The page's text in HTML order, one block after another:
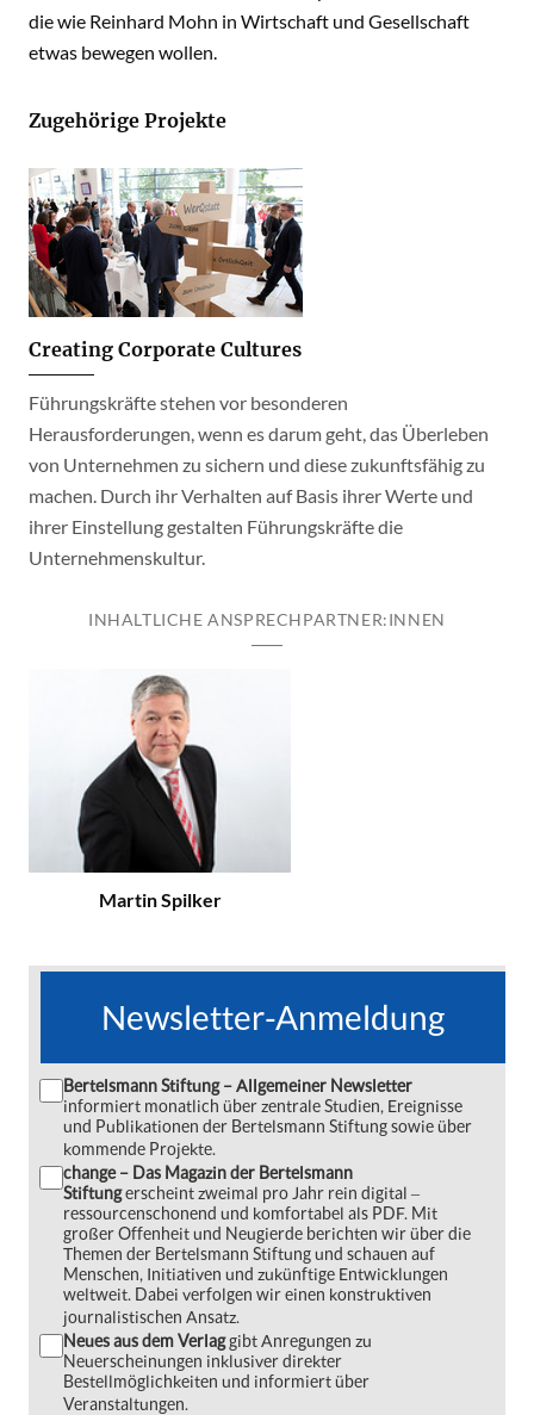
die wie Reinhard Mohn in Wirtschaft und Gesellschaft
etwas bewegen wollen.
Zugehörige Projekte
Creating Corporate Cultures
Führungskräfte stehen vor besonderen
Herausforderungen, wenn es darum geht, das Überleben
von Unternehmen zu sichern und diese zukunftsfähig zu
machen. Durch ihr Verhalten auf Basis ihrer Werte und
ihrer Einstellung gestalten Führungskräfte die
Unternehmenskultur.
INHALTLICHE ANSPRECHPARTNER:INNEN
Martin Spilker
Newsletter-Anmeldung
Bertelsmann Stiftung – Allgemeiner Newsletter
informiert monatlich über zentrale Studien, Ereignisse
und Publikationen der Bertelsmann Stiftung sowie über
kommende Projekte.
change – Das Magazin der Bertelsmann
Stiftungerscheint zweimal pro Jahr rein digital ‒
ressourcenschonend und komfortabel als PDF. Mit
großer Offenheit und Neugierde berichten wir über die
Themen der Bertelsmann Stiftung und schauen auf
Menschen, Initiativen und zukünftige Entwicklungen
weltweit. Dabei verfolgen wir einen konstruktiven
journalistischen Ansatz.
Neues aus dem Verlaggibt Anregungen zu
Neuerscheinungen inklusiver direkter
Bestellmöglichkeiten und informiert über
Veranstaltungen.